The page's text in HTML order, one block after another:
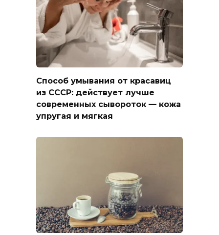
Способ умывания от красавиц
из СССР: действует лучше
современных сывороток — кожа
упругая и мягкая